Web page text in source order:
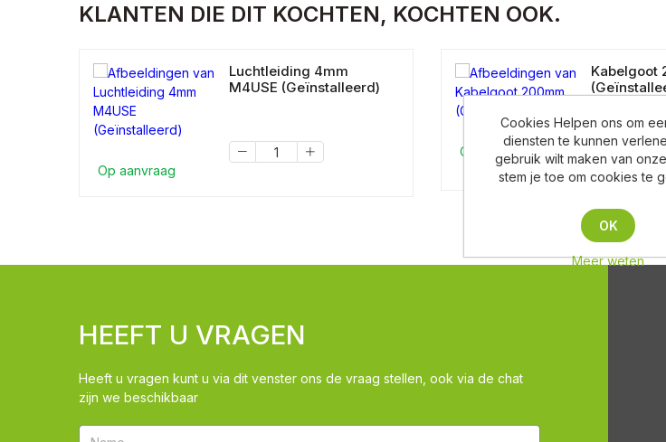
KLANTEN DIE DIT KOCHTEN, KOCHTEN OOK.
Op aanvraag
Luchtleiding 4mm
M4USE (Geïnstalleerd)
Op aanvraag
Kabelgoot
HEEFT U VRAGEN
Heeft u vragen kunt u via dit venster ons de vraag stellen, ook via de chat
zijn we beschikbaar
Cookies Helpen ons om
diensten te kunnen
gebruik wilt maken van
stem je toe om cookies te
OK
Meer weten